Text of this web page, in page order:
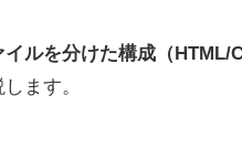
イルを分けた構成（
ます。